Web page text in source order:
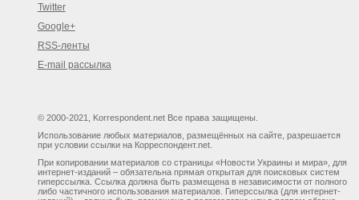
Twitter
Google+
RSS-ленты
E-mail рассылка
© 2000-2021, Korrespondent.net Все права защищены.
Использование любых материалов, размещённых на сайте, разрешается
при условии ссылки на Корреспондент.net.
При копировании материалов со страницы «Новости Украины и мира», для
интернет-изданий – обязательна прямая открытая для поисковых систем
гиперссылка. Ссылка должна быть размещена в независимости от полного
либо частичного использования материалов. Гиперссылка (для интернет-